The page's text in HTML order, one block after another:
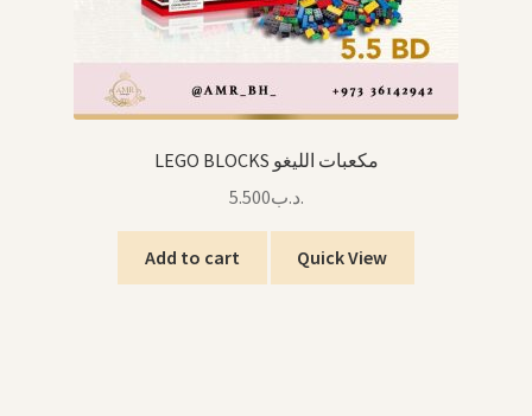
LEGO BLOCKS مكعبات الليغو
.د.ب5.500
Add to cart Quick View